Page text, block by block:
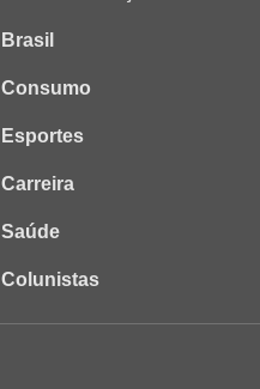
Brasil
Consumo
Esportes
Carreira
Saúde
Colunistas